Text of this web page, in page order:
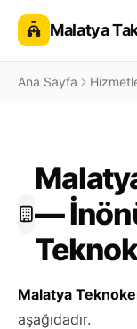
Malatya
Ana Sayfa
—
Malatya
aşağıdadır.